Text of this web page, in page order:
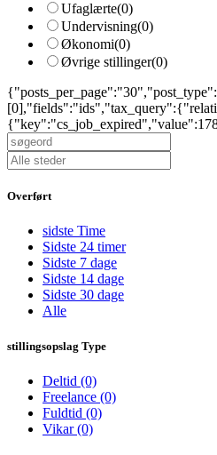
Ufaglærte(0)
Undervisning(0)
Økonomi(0)
Øvrige stillinger(0)
Overført
sidste Time
Sidste 24 timer
Sidste 7 dage
Sidste 14 dage
Sidste 30 dage
Alle
stillingsopslag Type
Deltid (0)
Freelance (0)
Fuldtid (0)
Vikar(0)